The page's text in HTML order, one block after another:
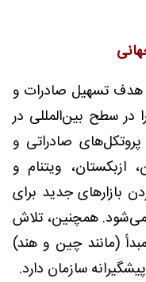
هدف تسهیل صادرات و
در سطح بین‌المللی در
صادراتی و
ویتنام و
بازارهای جدید برای
همچنین، تلاش
(مانند چین و هند)
سازمان دارد.